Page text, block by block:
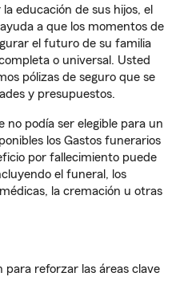
educación de sus hijos, el
a que los momentos de
el futuro de su familia
o universal. Usted
pólizas de seguro que se
y presupuestos.
no podía ser elegible para un
los Gastos funerarios
por fallecimiento puede
el funeral, los
la cremación u otras
para reforzar las áreas clave